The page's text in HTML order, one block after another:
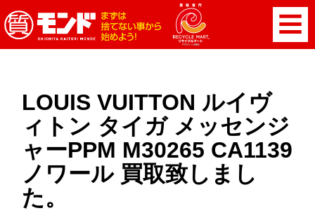
LOUIS VUITTON ルイヴ
ィトン タイガ メッセンジ
ャーPPM M30265 CA1139
ノワール 買取致しまし
た。